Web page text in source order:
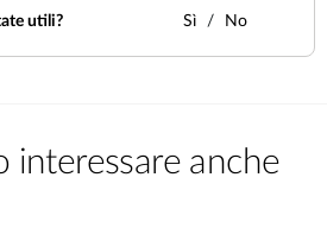
utili? Sì No
interessare anche